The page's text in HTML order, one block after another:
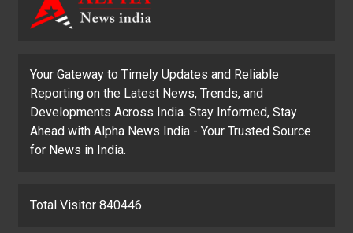
Your Gateway to Timely Updates and Reliable
Reporting on the Latest News, Trends, and
Developments Across India. Stay Informed, Stay
Ahead with Alpha News India - Your Trusted Source
for News in India.
Total Visitor 840446